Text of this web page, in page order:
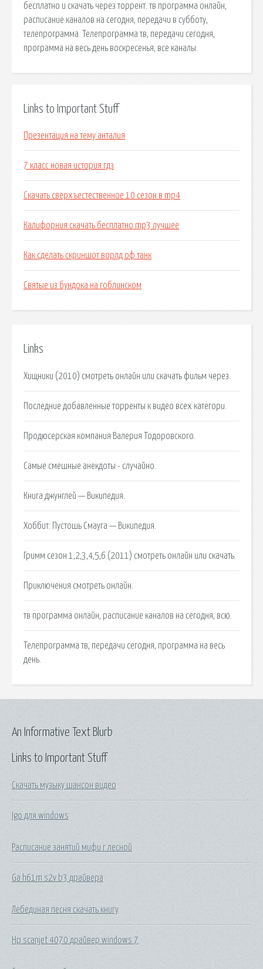
бесплатно и скачать через торрент. тв программа онлайн,
расписание каналов на сегодня, передачи в субботу,
телепрограмма. Телепрограмма тв, передачи сегодня,
программа на весь день воскресенья, все каналы.
Links to Important Stuff
Презентация на тему анталия
7 класс новая история гдз
Скачать сверхъестественное 10 сезон в mp4
Калифорния скачать бесплатно mp3 лучшее
Как сделать скриншот ворлд оф танк
Святые из бундока на гоблинском
Links
Хищники (2010) смотреть онлайн или скачать фильм через.
Последние добавленные торренты к видео всех категори.
Продюсерская компания Валерия Тодоровского.
Самые смешные анекдоты - случайно.
Книга джунглей — Википедия.
Хоббит: Пустошь Смауга — Википедия.
Гримм сезон 1,2,3,4,5,6 (2011) смотреть онлайн или скачать.
Приключения смотреть онлайн.
тв программа онлайн, расписание каналов на сегодня, всю.
Телепрограмма тв, передачи сегодня, программа на весь
день.
Links to Important Stuff
Скачать музыку шансон видео
Igo для windows
Расписание занятий мифи г лесной
Ga h61m s2v b3 драйвера
Лебединая песня скачать книгу
Hp scanjet 4070 драйвер windows 7
An Informative Text Blurb